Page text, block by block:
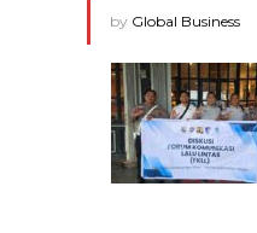
by Global Business